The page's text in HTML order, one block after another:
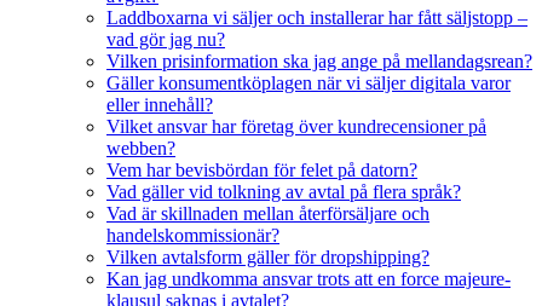
Laddboxarna vi säljer och installerar har fått säljstopp –
vad gör jag nu?
Vilken prisinformation ska jag ange på mellandagsrean?
Gäller konsumentköplagen när vi säljer digitala varor
eller innehåll?
Vilket ansvar har företag över kundrecensioner på
webben?
Vem har bevisbördan för felet på datorn?
Vad gäller vid tolkning av avtal på flera språk?
Vad är skillnaden mellan återförsäljare och
handelskommissionär?
Vilken avtalsform gäller för dropshipping?
Kan jag undkomma ansvar trots att en force majeure-
klausul saknas i avtalet?